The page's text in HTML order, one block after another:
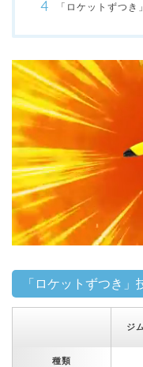
「ロケットずつ
「ロケットずつき」
ジ
種類